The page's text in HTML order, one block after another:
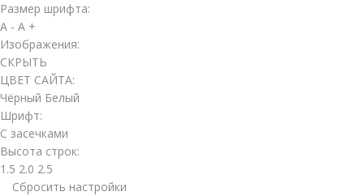
Размер шрифта:
A - A +
Изображения:
СКРЫТЬ
ЦВЕТ САЙТА:
Чёрный Белый
Шрифт:
С засечками
Высота строк:
1.5 2.0 2.5
Сбросить настройки